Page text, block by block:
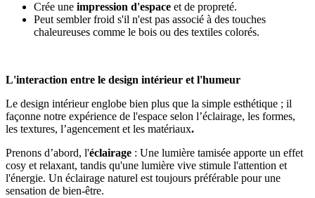
Crée une impression d'espace et de propreté.
Peut sembler froid s'il n'est pas associé à des touches
chaleureuses comme le bois ou des textiles colorés.
L'interaction entre le design intérieur et l'humeur
Le design intérieur englobe bien plus que la simple esthétique ; il
façonne notre expérience de l'espace selon l’éclairage, les formes,
les textures, l’agencement et les matériaux.
Prenons d’abord, l'éclairage : Une lumière tamisée apporte un effet
cosy et relaxant, tandis qu'une lumière vive stimule l'attention et
l'énergie. Un éclairage naturel est toujours préférable pour une
sensation de bien-être.